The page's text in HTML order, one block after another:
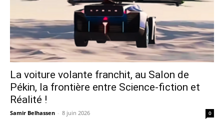
La voiture volante franchit, au Salon de
Pékin, la frontière entre Science-fiction et
Réalité !
Samir Belhassen - 8 juin 2026 0